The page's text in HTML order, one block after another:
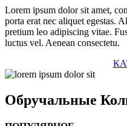
Lorem ipsum dolor sit amet,
porta erat nec aliquet egestas.
pretium leo adipiscing vitae.
luctus vel. Aenean consectetu.
Обручальные